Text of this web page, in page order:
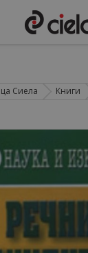
Сиела Книги